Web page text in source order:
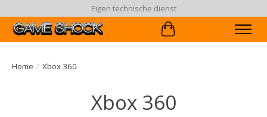
Eigen technische dienst
Winkelwagen
Home / Xbox 360
Xbox 360